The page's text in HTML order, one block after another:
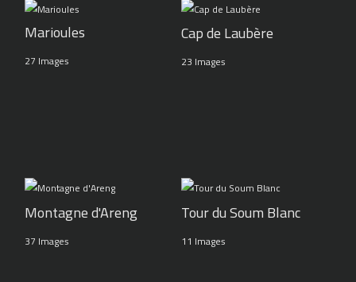
Marioules
27 Images
Cap de Laubère
23 Images
Montagne d'Areng
37 Images
Tour du Soum Blanc
11 Images